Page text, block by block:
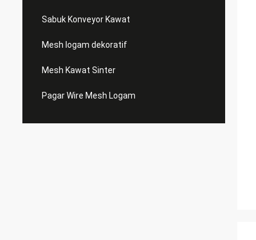
Sabuk Konveyor Kawat
Mesh logam dekoratif
Mesh Kawat Sinter
Pagar Wire Mesh Logam